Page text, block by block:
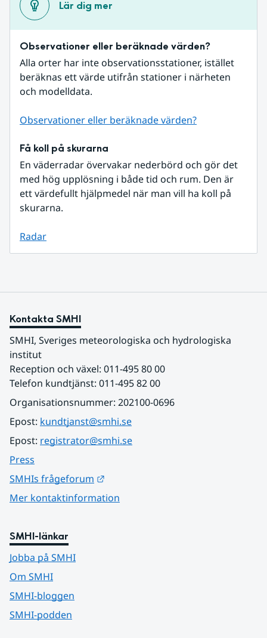
Lär dig mer
Observationer eller beräknade värden?
Alla orter har inte observationsstationer, istället
beräknas ett värde utifrån stationer i närheten
och modelldata.
Observationer eller beräknade värden?
Få koll på skurarna
En väderradar övervakar nederbörd och gör det
med hög upplösning i både tid och rum. Den är
ett värdefullt hjälpmedel när man vill ha koll på
skurarna.
Radar
Kontakta SMHI
SMHI, Sveriges meteorologiska och hydrologiska
institut
Reception och växel: 011-495 80 00
Telefon kundtjänst: 011-495 82 00
Organisationsnummer: 202100-0696
Epost: kundtjanst@smhi.se
Epost: registrator@smhi.se
Press
SMHIs frågeforum
Mer kontaktinformation
SMHI-länkar
Jobba på SMHI
Om SMHI
SMHI-bloggen
SMHI-podden